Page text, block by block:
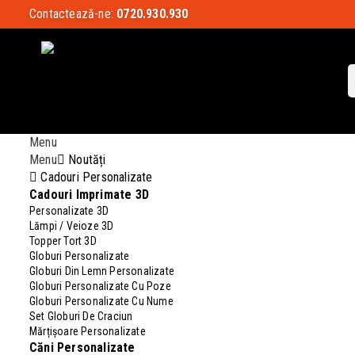
Contactează-ne: 0720.930.930
Menu
Menu
Noutăți
Cadouri Personalizate
Cadouri Imprimate 3D
Personalizate 3D
Lămpi / Veioze 3D
Topper Tort 3D
Globuri Personalizate
Globuri Din Lemn Personalizate
Globuri Personalizate Cu Poze
Globuri Personalizate Cu Nume
Set Globuri De Craciun
Mărțișoare Personalizate
Căni Personalizate